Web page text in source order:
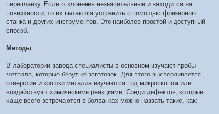
переплавку. Если отклонения незначительные и находится на
поверхности, то их пытаются устранить с помощью фрезерного
станка и других инструментов. Это наиболее простой и доступный
способ.
Методы
В лаборатории завода специалисты в основном изучают пробы
металла, которые берут из заготовок. Для этого высверливается
отверстие и крошки металла изучаются под микроскопом или
воздействуют химическими реакциями. Среди дефектов, которые
чаще всего встречаются в болванках можно назвать такие, как: